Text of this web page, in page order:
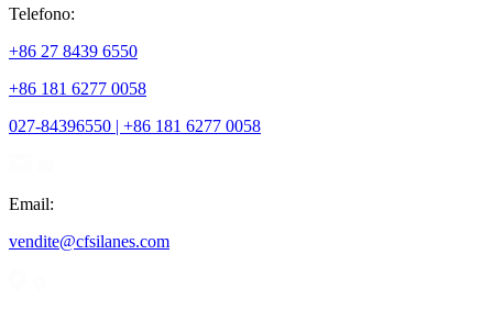
Telefono:
+86 27 8439 6550
+86 181 6277 0058
027-84396550 | +86 181 6277 0058
Email:
vendite@cfsilanes.com